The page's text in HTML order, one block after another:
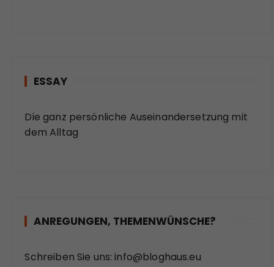
ESSAY
Die ganz persönliche Auseinandersetzung mit
dem Alltag
ANREGUNGEN, THEMENWÜNSCHE?
Schreiben Sie uns: info@bloghaus.eu